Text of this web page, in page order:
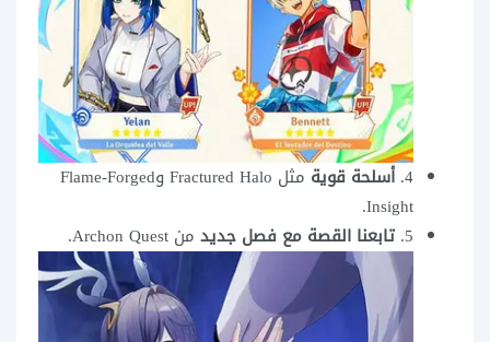
4. أسلحة قوية
مثل Fractured Halo وFlame-Forged
Insight.
5. تابعنا القصة مع فصل جديد من Archon Quest.